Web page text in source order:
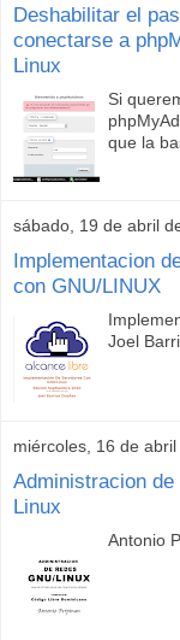
Deshabilitar el
conectarse a
Linux
Si
que la
sábado, 19 de abril
Implementacion
con GNU/LINUX
Joel
miércoles, 16 de
Administracion
Linux
Antonio